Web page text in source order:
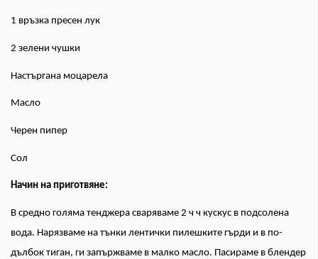
1 връзка пресен лук
2 зелени чушки
Настъргана моцарела
Масло
Черен пипер
Сол
Начин на приготвяне:
В средно голяма тенджера сваряваме 2 ч ч кускус в подсолена
вода. Нарязваме на тънки лентички пилешките гърди и в по-
дълбок тиган, ги запържваме в малко масло. Пасираме в блендер